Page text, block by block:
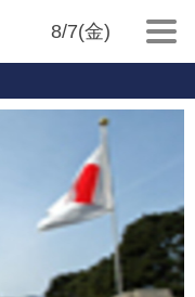
8/7(金)